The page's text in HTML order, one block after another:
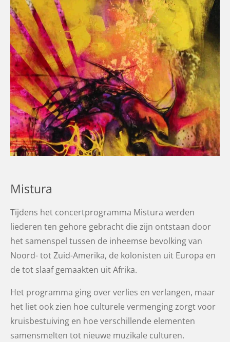
Mistura
Tijdens het concertprogramma Mistura werden
liederen ten gehore gebracht die zijn ontstaan door
het samenspel tussen de inheemse bevolking van
Noord- tot Zuid-Amerika, de kolonisten uit Europa en
de tot slaaf gemaakten uit Afrika.
Het programma ging over verlies en verlangen, maar
het liet ook zien hoe culturele vermenging zorgt voor
kruisbestuiving en hoe verschillende elementen
samensmelten tot nieuwe muzikale culturen.